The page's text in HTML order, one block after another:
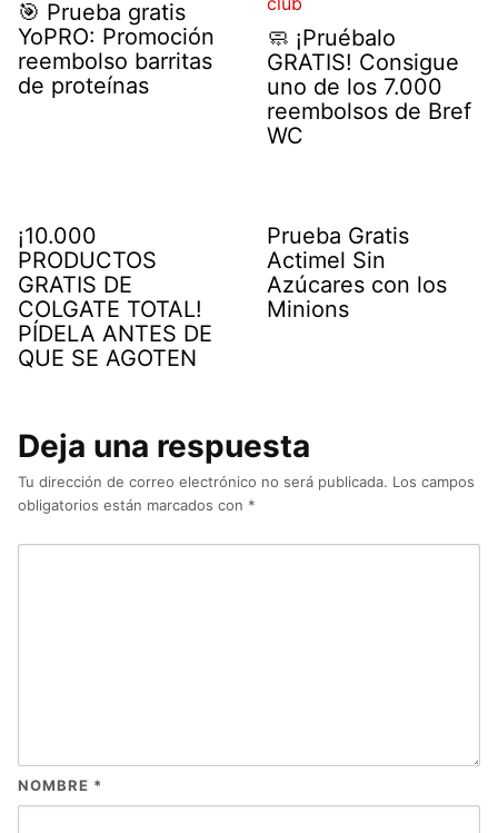
🎯 Prueba gratis
YoPRO: Promoción
reembolso barritas
de proteínas
🧼 ¡Pruébalo
GRATIS! Consigue
uno de los 7.000
reembolsos de Bref
WC
¡10.000
PRODUCTOS
GRATIS DE
COLGATE TOTAL!
PÍDELA ANTES DE
QUE SE AGOTEN
Prueba Gratis
Actimel Sin
Azúcares con los
Minions
Deja una respuesta
Tu dirección de correo electrónico no será publicada. Los campos
obligatorios están marcados con *
NOMBRE *